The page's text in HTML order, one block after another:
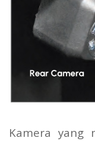
Kamera yang